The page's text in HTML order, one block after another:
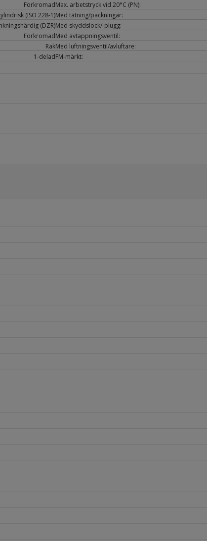
Förkromad
(ISO 228-1)
(DZR)
Förkromad
Rak
1-delad
Max. arbetstryck vid 20°C (PN):
Med tätning/packningar:
Med skyddslock/-plugg:
Med avtappningsventil:
Med luftningsventil/avluftare:
FM-märkt: